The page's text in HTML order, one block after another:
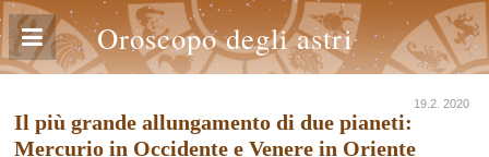
Oroscopo degli astri
19.2. 2020
Il più grande allungamento di due pianeti:
Mercurio in Occidente e Venere in Oriente